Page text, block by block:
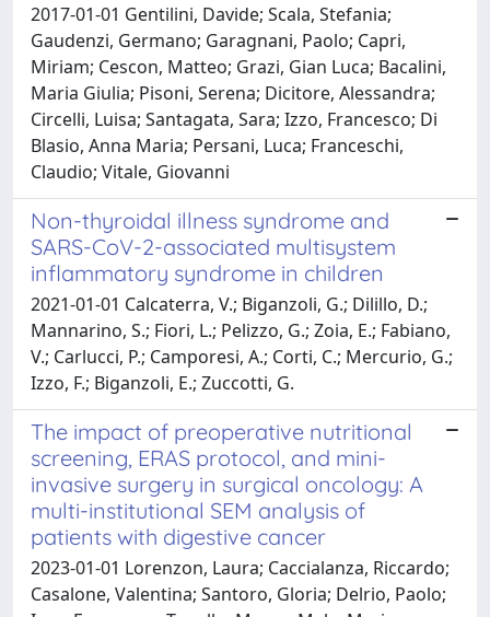
2017-01-01 Gentilini, Davide; Scala, Stefania;
Gaudenzi, Germano; Garagnani, Paolo; Capri,
Miriam; Cescon, Matteo; Grazi, Gian Luca; Bacalini,
Maria Giulia; Pisoni, Serena; Dicitore, Alessandra;
Circelli, Luisa; Santagata, Sara; Izzo, Francesco; Di
Blasio, Anna Maria; Persani, Luca; Franceschi,
Claudio; Vitale, Giovanni
Non-thyroidal illness syndrome and
SARS-CoV-2-associated multisystem
inflammatory syndrome in children
2021-01-01 Calcaterra, V.; Biganzoli, G.; Dilillo, D.;
Mannarino, S.; Fiori, L.; Pelizzo, G.; Zoia, E.; Fabiano,
V.; Carlucci, P.; Camporesi, A.; Corti, C.; Mercurio, G.;
Izzo, F.; Biganzoli, E.; Zuccotti, G.
The impact of preoperative nutritional
screening, ERAS protocol, and mini-
invasive surgery in surgical oncology: A
multi-institutional SEM analysis of
patients with digestive cancer
2023-01-01 Lorenzon, Laura; Caccialanza, Riccardo;
Casalone, Valentina; Santoro, Gloria; Delrio, Paolo;